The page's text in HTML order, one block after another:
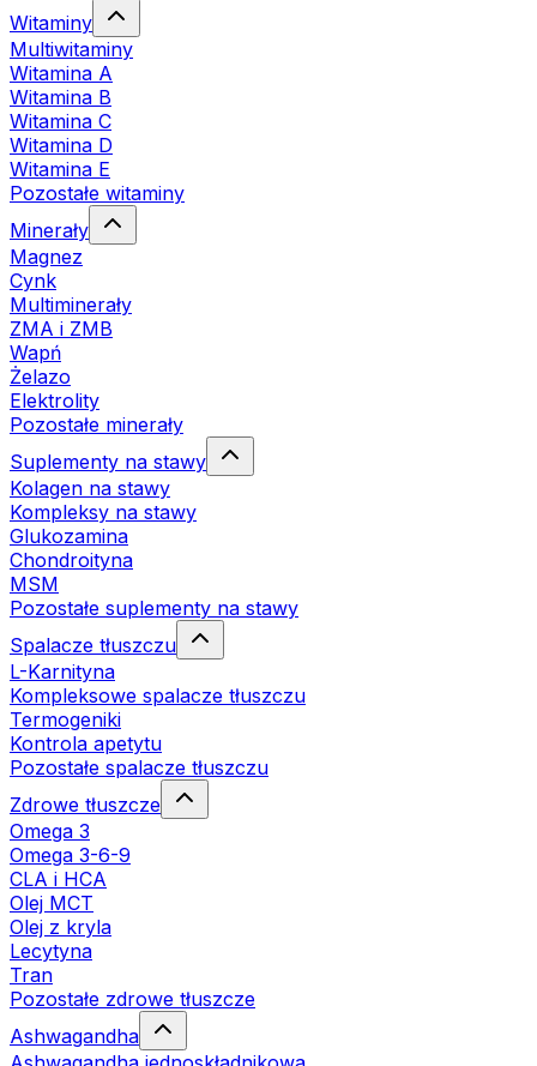
Witaminy
Multiwitaminy
Witamina A
Witamina B
Witamina C
Witamina D
Witamina E
Pozostałe witaminy
Minerały
Magnez
Cynk
Multiminerały
ZMA i ZMB
Wapń
Żelazo
Elektrolity
Pozostałe minerały
Suplementy na stawy
Kolagen na stawy
Kompleksy na stawy
Glukozamina
Chondroityna
MSM
Pozostałe suplementy na stawy
Spalacze tłuszczu
L-Karnityna
Kompleksowe spalacze tłuszczu
Termogeniki
Kontrola apetytu
Pozostałe spalacze tłuszczu
Zdrowe tłuszcze
Omega 3
Omega 3-6-9
CLA i HCA
Olej MCT
Olej z kryla
Lecytyna
Tran
Pozostałe zdrowe tłuszcze
Ashwagandha